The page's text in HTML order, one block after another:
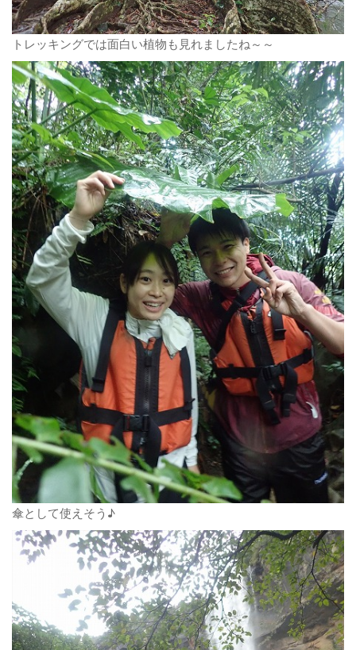
トレッキングでは面白い植物も見れましたね～～
傘として使えそう♪